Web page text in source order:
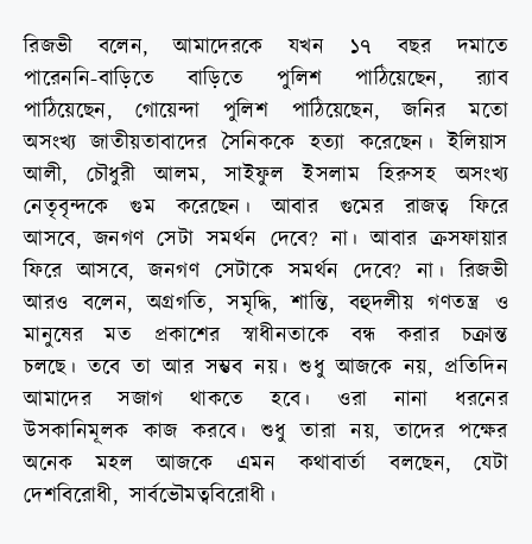
রিজভী বলেন, আমাদেরকে যখন ১৭ বছর দমাতে
পারেননি-বাড়িতে বাড়িতে পুলিশ পাঠিয়েছেন, র‍্যাব
পাঠিয়েছেন, গোয়েন্দা পুলিশ পাঠিয়েছেন, জনির মতো
অসংখ্য জাতীয়তাবাদের সৈনিককে হত্যা করেছেন। ইলিয়াস
আলী, চৌধুরী আলম, সাইফুল ইসলাম হিরুসহ অসংখ্য
নেতৃবৃন্দকে গুম করেছেন। আবার গুমের রাজত্ব ফিরে
আসবে, জনগণ সেটা সমর্থন দেবে? না। আবার ক্রসফায়ার
ফিরে আসবে, জনগণ সেটাকে সমর্থন দেবে? না। রিজভী
আরও বলেন, অগ্রগতি, সমৃদ্ধি, শান্তি, বহুদলীয় গণতন্ত্র ও
মানুষের মত প্রকাশের স্বাধীনতাকে বন্ধ করার চক্রান্ত
চলছে। তবে তা আর সম্ভব নয়। শুধু আজকে নয়, প্রতিদিন
আমাদের সজাগ থাকতে হবে। ওরা নানা ধরনের
উসকানিমূলক কাজ করবে। শুধু তারা নয়, তাদের পক্ষের
অনেক মহল আজকে এমন কথাবার্তা বলছেন, যেটা
দেশবিরোধী, সার্বভৌমত্ববিরোধী।